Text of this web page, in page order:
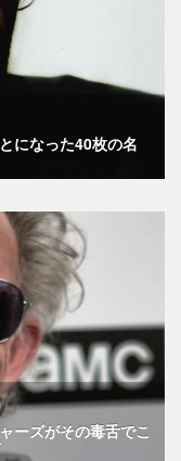
になった40枚の名
ーズがその毒舌でこ